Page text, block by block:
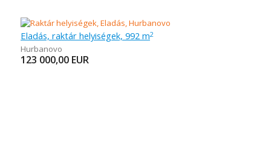
Eladás, raktár helyiségek, 992 m2
Hurbanovo
123 000,00 EUR